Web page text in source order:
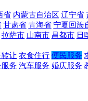
省 内蒙古自治区 辽宁省
甘肃省 青海省 宁夏回族
拉萨市 山南市 昌都市 日
让 衣食住行 便民服务
务 汽车服务 婚庆服务